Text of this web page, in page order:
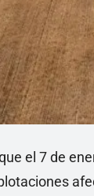
el 7 de